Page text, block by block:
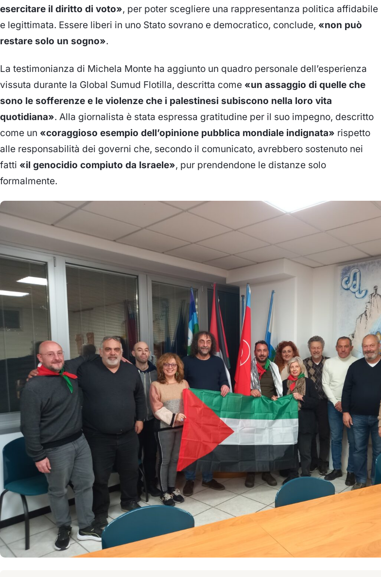
esercitare il diritto di voto», per poter scegliere una rappresentanza politica affidabile
e legittimata. Essere liberi in uno Stato sovrano e democratico, conclude, «non può
restare solo un sogno».
La testimonianza di Michela Monte ha aggiunto un quadro personale dell’esperienza
vissuta durante la Global Sumud Flotilla, descritta come «un assaggio di quelle che
sono le sofferenze e le violenze che i palestinesi subiscono nella loro vita
quotidiana». Alla giornalista è stata espressa gratitudine per il suo impegno, descritto
come un «coraggioso esempio dell’opinione pubblica mondiale indignata» rispetto
alle responsabilità dei governi che, secondo il comunicato, avrebbero sostenuto nei
fatti «il genocidio compiuto da Israele», pur prendendone le distanze solo
formalmente.